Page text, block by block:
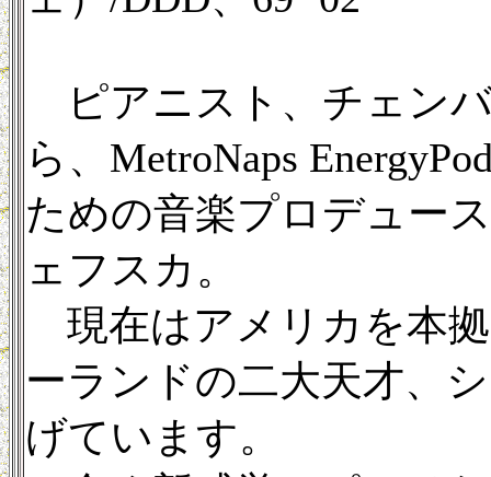
ピアニスト、チェン
ら、MetroNaps
ための音楽プロデュー
ェフスカ。
現在はアメリカを本
ーランドの二大天才、
げています。